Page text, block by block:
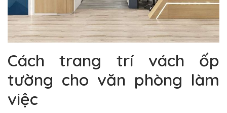
Cách trang trí vách ốp
tường cho văn phòng làm
việc